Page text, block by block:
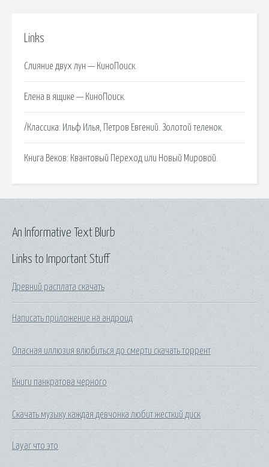
Links
Слияние двух лун — КиноПоиск.
Елена в ящике — КиноПоиск.
/Классика: Ильф Илья, Петров Евгений. Золотой теленок.
Книга Веков: Квантовый Переход или Новый Мировой.
Links to Important Stuff
Древний расплата скачать
Написать приложение на андроид
Опасная иллюзия влюбиться до смерти скачать торрент
Книги панкратова черного
Скачать музыку каждая девчонка любит жесткий диск
Layar что это
An Informative Text Blurb